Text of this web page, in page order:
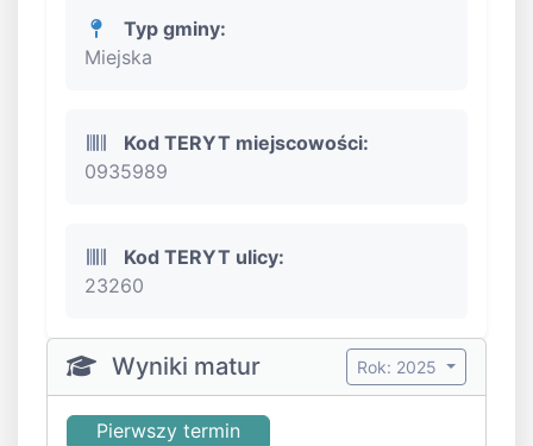
Typ gminy:
Miejska
Kod TERYT miejscowości:
0935989
Kod TERYT ulicy:
23260
Wyniki matur Rok: 2025
Pierwszy termin